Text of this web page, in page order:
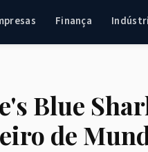
Finança
Blue
de